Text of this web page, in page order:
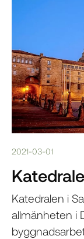
2021-03-01
Katedralen i
allmänheten i